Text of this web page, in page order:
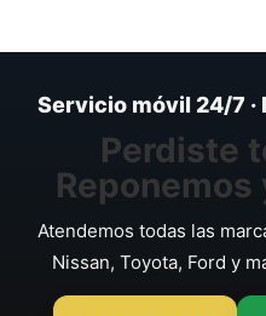
Servicio móvil 24/7
Perdiste
Atendemos todas las
Nissan, Toyota, Ford y